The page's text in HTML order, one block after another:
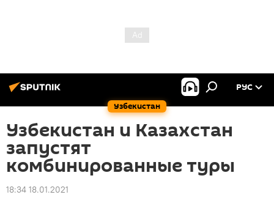
Узбекистан
РУС
Узбекистан и Казахстан
запустят
комбинированные туры
18:34 18.01.2021